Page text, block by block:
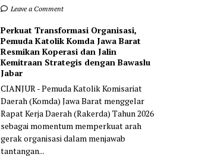
Leave a Comment
Perkuat Transformasi Organisasi,
Pemuda Katolik Komda Jawa Barat
Resmikan Koperasi dan Jalin
Kemitraan Strategis dengan Bawaslu
Jabar
CIANJUR - Pemuda Katolik Komisariat
Daerah (Komda) Jawa Barat menggelar
Rapat Kerja Daerah (Rakerda) Tahun 2026
sebagai momentum memperkuat arah
gerak organisasi dalam menjawab
tantangan...